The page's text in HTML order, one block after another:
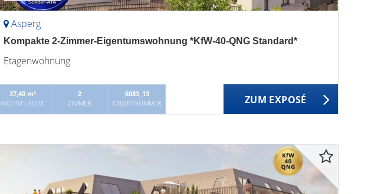
Asperg
Kompakte 2-Zimmer-Eigentumswohnung *KfW-40-QNG Standard*
Etagenwohnung
37,40 m²
WOHNFLÄCHE
2
ZIMMER
6083_13
OBJEKTNUMMER
ZUM EXPOSÉ